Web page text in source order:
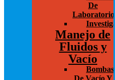
De
Laboratorios
Manejo de
Fluidos y
Vacío
Bombas
De Vacío Y